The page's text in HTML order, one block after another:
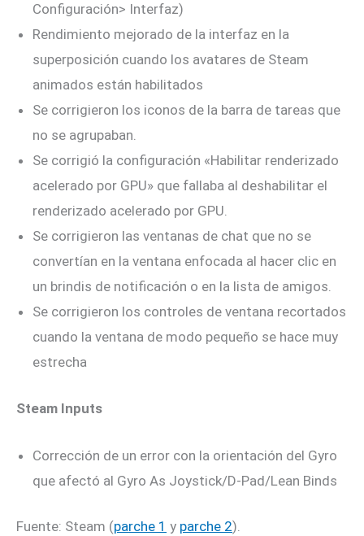
Configuración> Interfaz)
Rendimiento mejorado de la interfaz en la
superposición cuando los avatares de Steam
animados están habilitados
Se corrigieron los iconos de la barra de tareas que
no se agrupaban.
Se corrigió la configuración «Habilitar renderizado
acelerado por GPU» que fallaba al deshabilitar el
renderizado acelerado por GPU.
Se corrigieron las ventanas de chat que no se
convertían en la ventana enfocada al hacer clic en
un brindis de notificación o en la lista de amigos.
Se corrigieron los controles de ventana recortados
cuando la ventana de modo pequeño se hace muy
estrecha
Steam Inputs
Corrección de un error con la orientación del Gyro
que afectó al Gyro As Joystick/D-Pad/Lean Binds
Fuente: Steam (parche 1 y parche 2).